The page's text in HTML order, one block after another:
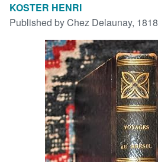
Browse Collections
Art & Collectibles
Textbooks
Start Selling
CLOSE
KOSTER HENRI
Published byChez Delaunay, 1818